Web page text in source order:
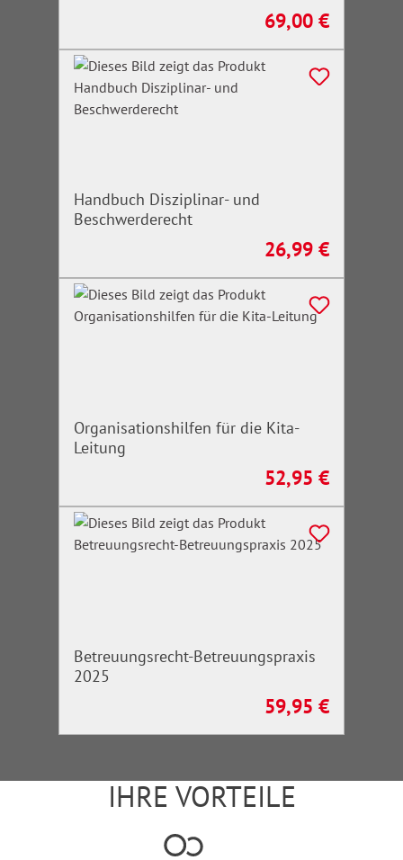
Regulärer Preis:
69,00 €
Handbuch Disziplinar- und
Beschwerderecht
Regulärer Preis:
26,99 €
Organisationshilfen für die Kita-
Leitung
Regulärer Preis:
52,95 €
Betreuungsrecht-Betreuungspraxis
2025
Regulärer Preis:
59,95 €
IHRE VORTEILE